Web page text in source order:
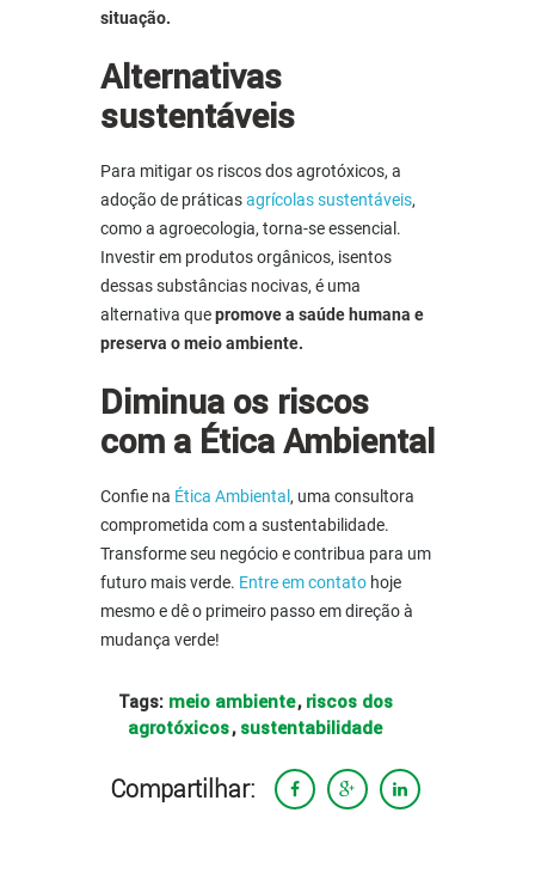
situação.
Alternativas
sustentáveis
Para mitigar os riscos dos agrotóxicos, a
adoção de práticasagrícolas sustentáveis,
como a agroecologia, torna-se essencial.
Investir em produtos orgânicos, isentos
dessas substâncias nocivas, é uma
alternativa quepromove a saúde humana e
preserva o meio ambiente.
Diminua os riscos
com a Ética Ambiental
Confie na Ética Ambiental, uma consultora
comprometida com a sustentabilidade.
Transforme seu negócio e contribua para um
futuro mais verde. Entre em contato hoje
mesmo e dê o primeiro passo em direção à
mudança verde!
Tags: meio ambiente, riscos dos
agrotóxicos, sustentabilidade
Compartilhar: